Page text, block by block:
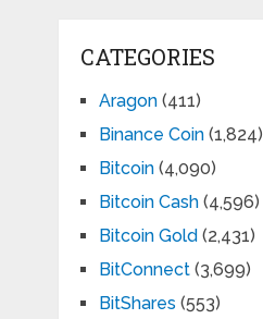
CATEGORIES
Aragon(411)
Binance Coin(1,824)
Bitcoin(4,090)
Bitcoin Cash(4,596)
Bitcoin Gold (2,431)
BitConnect(3,699)
BitShares (553)